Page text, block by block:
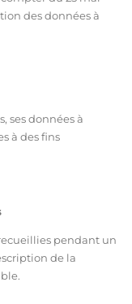
des données à
ses données à
à des fins
pendant un
de la